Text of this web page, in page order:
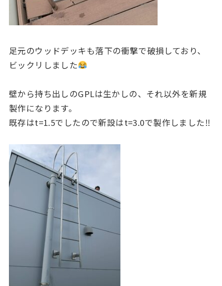
足元のウッドデッキも落下の衝撃で破損しており、
ビックリしました
壁から持ち出しのGPLは生かしの、それ以外を新規
製作になります。
既存はt=1.5でしたので新設はt=3.0で製作しました‼